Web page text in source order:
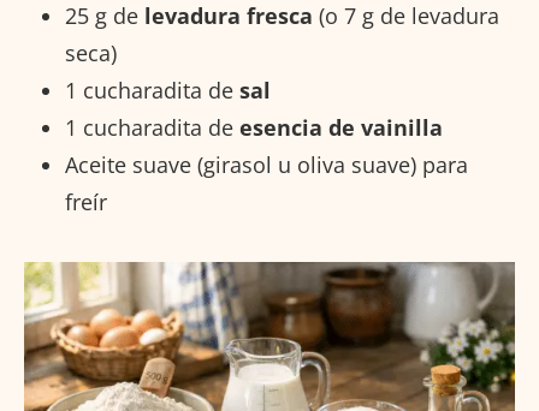
25 g de levadura fresca (o 7 g de levadura
seca)
1 cucharadita de sal
1 cucharadita de esencia de vainilla
Aceite suave (girasol u oliva suave) para
freír